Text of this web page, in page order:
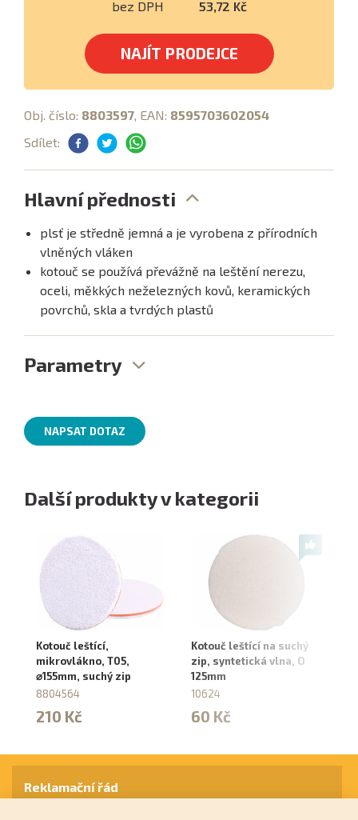
bez DPH 53,72 Kč
NAJÍT PRODEJCE
Obj. číslo: 8803597, EAN: 8595703602054
Sdílet:
Hlavní přednosti
plsť je středně jemná a je vyrobena z přírodních
vlněných vláken
kotouč se používá převážně na leštění nerezu,
oceli, měkkých neželezných kovů, keramických
povrchů, skla a tvrdých plastů
Parametry
NAPSAT DOTAZ
Další produkty v kategorii
Kotouč leštící,
mikrovlákno, T05,
⌀155mm, suchý zip
8804564
210 Kč
Kotouč leštící na suchý
zip, syntetická vlna, O
125mm
10624
60 Kč
Reklamační řád